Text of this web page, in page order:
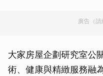
廣告（請
大家房屋企劃研究室公
術、健康與精緻服務融